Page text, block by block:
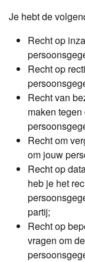
Je hebt de
Recht op
Recht op
Recht van
maken
Recht om
om jouw
Recht op
heb je het
partij;
Recht op
vragen om